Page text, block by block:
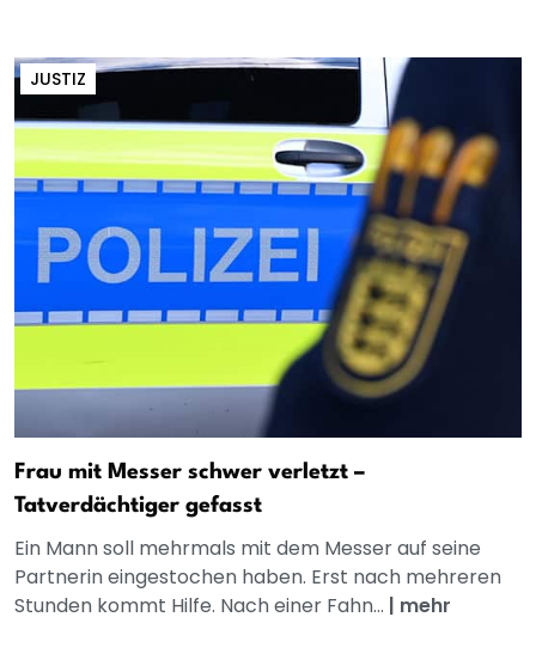
JUSTIZ
Frau mit Messer schwer verletzt –
Tatverdächtiger gefasst
Ein Mann soll mehrmals mit dem Messer auf seine
Partnerin eingestochen haben. Erst nach mehreren
Stunden kommt Hilfe. Nach einer Fahn... | mehr